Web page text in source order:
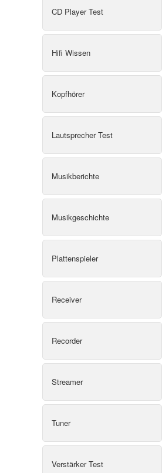
CD Player Test
Hifi Wissen
Kopfhörer
Lautsprecher Test
Musikberichte
Musikgeschichte
Plattenspieler
Receiver
Recorder
Streamer
Tuner
Verstärker Test